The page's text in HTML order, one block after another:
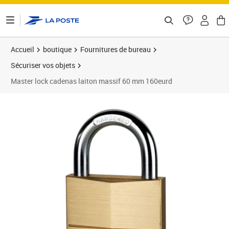
Accueil boutique
Fournitures de bureau
Sécuriser vos objets
Master lock cadenas laiton massif 60 mm 160eurd